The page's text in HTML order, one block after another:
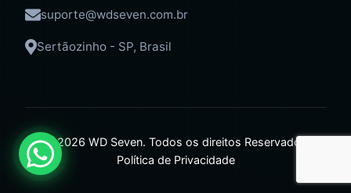
suporte@wdseven.com.br
Sertãozinho - SP, Brasil
© 2026 WD Seven. Todos os direitos Reservados
Política de Privacidade